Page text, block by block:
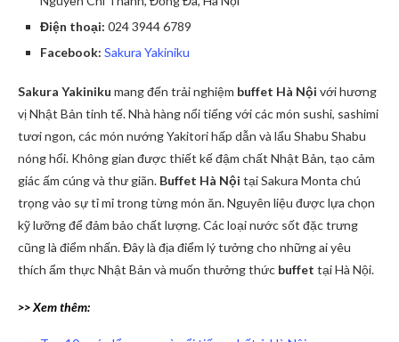
Điện thoại: 024 3944 6789
Facebook: Sakura Yakiniku
Sakura Yakiniku mang đến trải nghiệm buffet Hà Nội với hương
vị Nhật Bản tinh tế. Nhà hàng nổi tiếng với các món sushi, sashimi
tươi ngon, các món nướng Yakitori hấp dẫn và lẩu Shabu Shabu
nóng hổi. Không gian được thiết kế đậm chất Nhật Bản, tạo cảm
giác ấm cúng và thư giãn. Buffet Hà Nội tại Sakura Monta chú
trọng vào sự tỉ mỉ trong từng món ăn. Nguyên liệu được lựa chọn
kỹ lưỡng để đảm bảo chất lượng. Các loại nước sốt đặc trưng
cũng là điểm nhấn. Đây là địa điểm lý tưởng cho những ai yêu
thích ẩm thực Nhật Bản và muốn thưởng thức buffet tại Hà Nội.
>> Xem thêm: